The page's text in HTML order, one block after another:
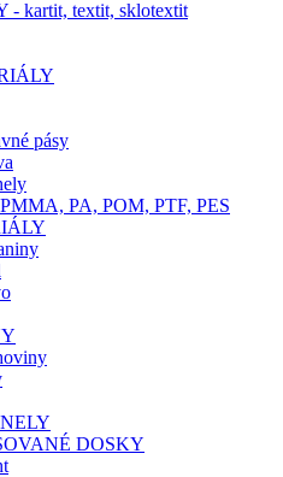
kartit, textit, sklotextit
pásy
PA, POM, PTF, PES
DOSKY